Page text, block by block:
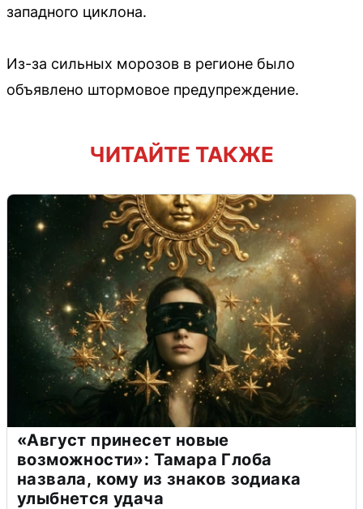
западного циклона.
Из-за сильных морозов в регионе было
объявлено штормовое предупреждение.
ЧИТАЙТЕ ТАКЖЕ
«Август принесет новые
возможности»: Тамара Глоба
назвала, кому из знаков зодиака
улыбнется удача